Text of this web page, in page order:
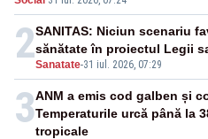
2Sanatate-31 iul. 2026, 07:29
SANITAS: Niciun scenariu
sănătate în proiectul Legii
3ANM a emis cod galben și
Temperaturile urcă până la
tropicale